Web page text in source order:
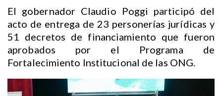
El gobernador Claudio Poggi participó del
acto de entrega de 23 personerías jurídicas y
51 decretos de financiamiento que fueron
aprobados por el Programa de
Fortalecimiento Institucional de las ONG.